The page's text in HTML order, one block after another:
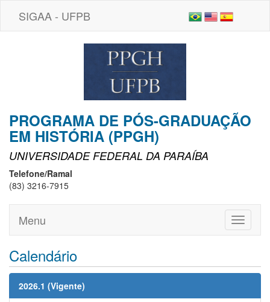
SIGAA - UFPB
PROGRAMA DE PÓS-GRADUAÇÃO
EM HISTÓRIA (PPGH)
UNIVERSIDADE FEDERAL DA PARAÍBA
Telefone/Ramal
(83) 3216-7915
Toggle
Menu
Calendário
2026.1 (Vigente)